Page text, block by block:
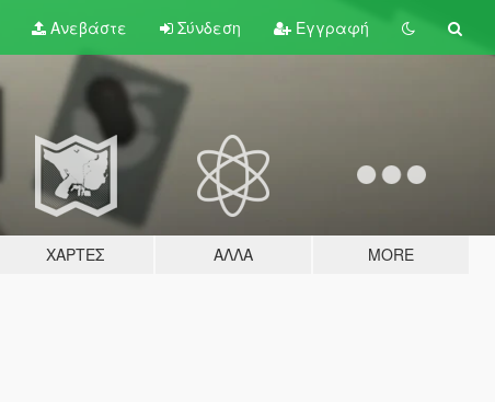
Ανεβάστε Σύνδεση Εγγραφή
ΧΆΡΤΕΣ ΆΛΛΑ MORE